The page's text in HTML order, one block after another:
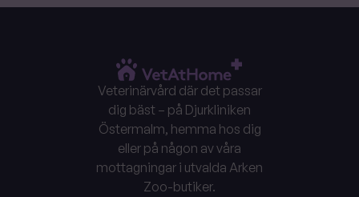
Veterinärvård där det passar
dig bäst – på Djurkliniken
Östermalm, hemma hos dig
eller på någon av våra
mottagningar i utvalda Arken
Zoo-butiker.